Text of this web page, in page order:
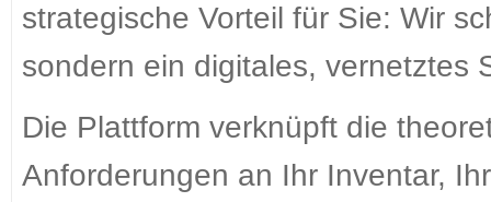
strategische Vorteil für Sie: Wir
sondern ein digitales, vernetztes
Die Plattform verknüpft die
Anforderungen an Ihr Inventar,